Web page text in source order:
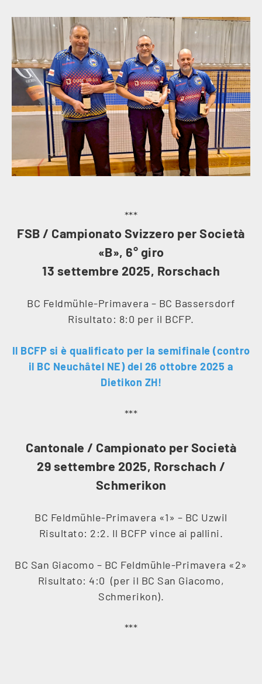
***
FSB / Campionato Svizzero per Società
«B», 6° giro
13 settembre 2025, Rorschach
BC Feldmühle-Primavera – BC Bassersdorf
Risultato: 8:0 per il BCFP.
Il BCFP si è qualificato per la semifinale (contro
il BC Neuchâtel NE) del 26 ottobre 2025 a
Dietikon ZH!
***
Cantonale / Campionato per Società
29 settembre 2025, Rorschach /
Schmerikon
BC Feldmühle-Primavera «1» – BC Uzwil
Risultato: 2:2. Il BCFP vince ai pallini.
BC San Giacomo – BC Feldmühle-Primavera «2»
Risultato: 4:0 (per il BC San Giacomo,
Schmerikon).
***